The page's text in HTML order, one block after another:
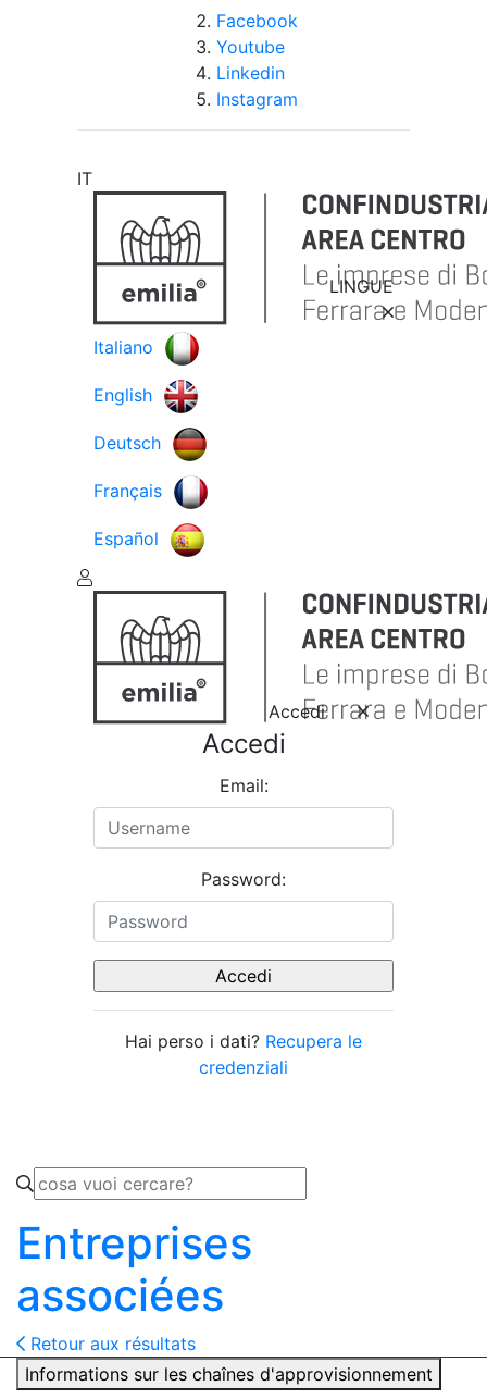
Facebook
Youtube
Linkedin
Instagram
IT
LINGUE
Italiano
English
Deutsch
Français
Español
Accedi
Accedi
Email:
Password:
Hai perso i dati? Recupera le
credenziali
Entreprises
associées
Retour aux résultats
Informations sur les chaînes d'approvisionnement